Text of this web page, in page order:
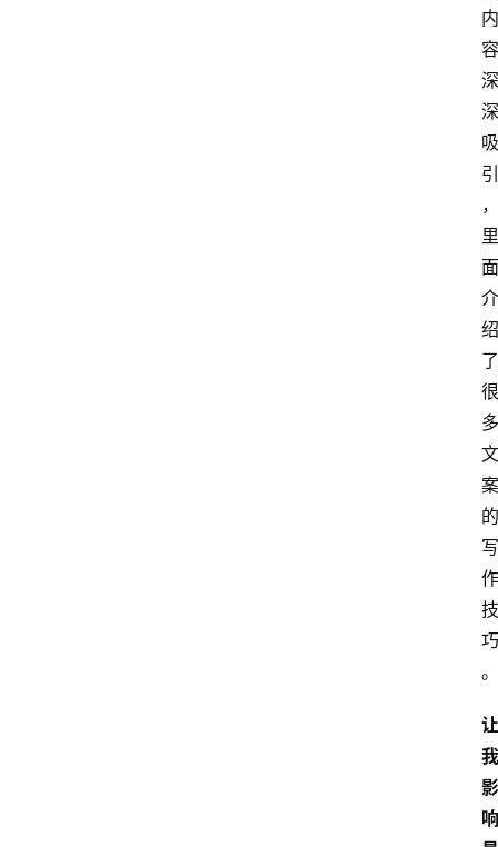
内
容
深
深
吸
引
，
里
面
介
绍
了
很
多
文
案
的
写
作
技
巧
。
让
我
影
响